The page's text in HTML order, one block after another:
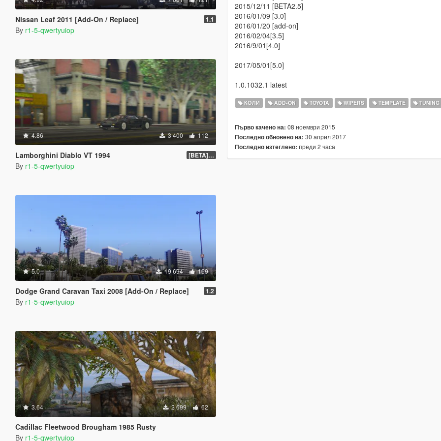
Nissan Leaf 2011 [Add-On / Replace] 1.1
By r1-5-qwertyuiop
4.86 3 400 112
Lamborghini Diablo VT 1994 [BETA] 1.5
By r1-5-qwertyuiop
5.0 19 694 169
Dodge Grand Caravan Taxi 2008 [Add-On / Replace] 1.2
By r1-5-qwertyuiop
3.64 2 699 62
Cadillac Fleetwood Brougham 1985 Rusty
By r1-5-qwertyuiop
2015/12/11 [BETA2.5]
2016/01/09 [3.0]
2016/01/20 [add-on]
2016/02/04[3.5]
2016/9/01[4.0]
2017/05/01[5.0]
1.0.1032.1 latest
КОЛИ ADD-ON TOYOTA WIPERS TEMPLATE TUNING
Първо качено на: 08 ноември 2015
Последно обновено на: 30 април 2017
Последно изтеглено: преди 2 часа